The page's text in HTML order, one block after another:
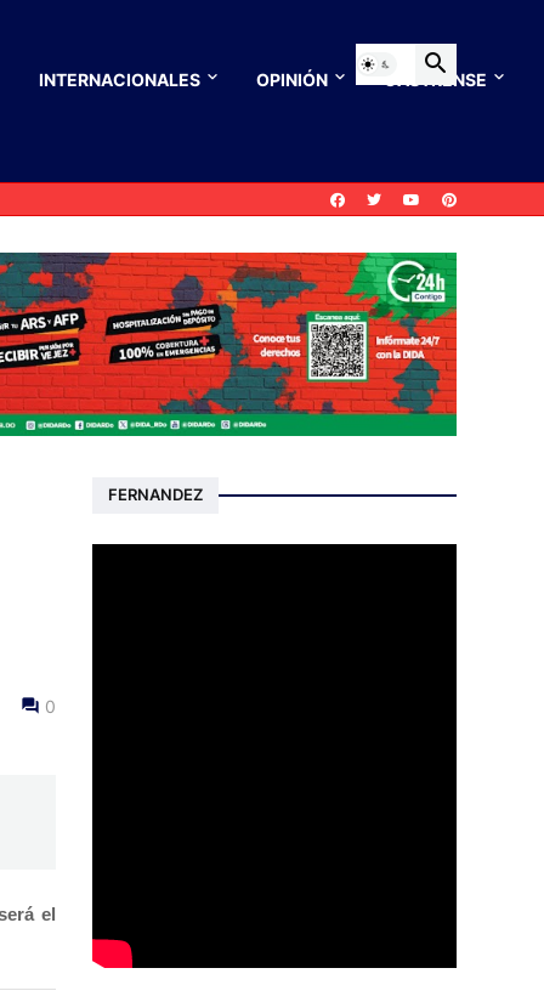
INTERNACIONALES OPINIÓN CASTRENSE
0
el
FERNANDEZ